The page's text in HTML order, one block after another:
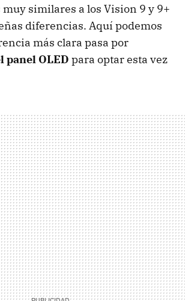
similares a los Vision 9 y 9+
diferencias. Aquí podemos
más clara pasa por
panel OLED para optar esta vez